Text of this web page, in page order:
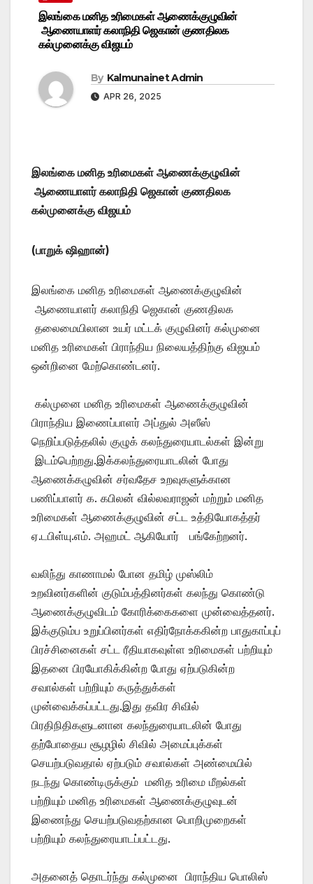
இலங்கை மனித உரிமைகள் ஆணைக்குழுவின்
ஆணையாளர் கலாநிதி ஜெகான் குணதிலக
கல்முனைக்கு விஜயம்
By Kalmunainet Admin
APR 26, 2025
இலங்கை மனித உரிமைகள் ஆணைக்குழுவின்
ஆணையாளர் கலாநிதி ஜெகான் குணதிலக
கல்முனைக்கு விஜயம்
(பாறுக் ஷிஹான்)
இலங்கை மனித உரிமைகள் ஆணைக்குழுவின்
ஆணையாளர் கலாநிதி ஜெகான் குணதிலக
தலைமையிலான உயர் மட்டக் குழுவினர் கல்முனை
மனித உரிமைகள் பிராந்திய நிலையத்திற்கு விஜயம்
ஒன்றினை மேற்கொண்டனர்.
கல்முனை மனித உரிமைகள் ஆணைக்குழுவின்
பிராந்திய இணைப்பாளர் அப்துல் அஸீஸ்
நெறிப்படுத்தலில் குழுக் கலந்துரையாடல்கள் இன்று
இடம்பெற்றது.இக்கலந்துரையாடலின் போது
ஆணைக்கழுவின் சர்வதேச உறவுகளுக்கான
பணிப்பாளர் க. கபிலன் வில்லவராஜன் மற்றும் மனித
உரிமைகள் ஆணைக்குழுவின் சட்ட உத்தியோகத்தர்
ஏ.டபிள்யு.எம். அஹமட் ஆகியோர் பங்கேற்றனர்.
வலிந்து காணாமல் போன தமிழ் முஸ்லிம்
உறவினர்களின் குடும்பத்தினர்கள் கலந்து கொண்டு
ஆணைக்குழுவிடம் கோரிக்கைகளை முன்வைத்தனர்.
இக்குடும்ப உறுப்பினர்கள் எதிர்நோக்ககின்ற பாதுகாப்புப்
பிரச்சினைகள் சட்ட ரீதியாகவுள்ள உரிமைகள் பற்றியும்
இதனை பிரயோகிக்கின்ற போது ஏற்படுகின்ற
சவால்கள் பற்றியும் கருத்துக்கள்
முன்வைக்கப்பட்டது.இது தவிர சிவில்
பிரதிநிதிகளுடனான கலந்துரையாடலின் போது
தற்போதைய சூழழில் சிவில் அமைப்புக்கள்
செயற்படுவதால் ஏற்படும் சவால்கள் அண்மையில்
நடந்து கொண்டிருக்கும் மனித உரிமை மீறல்கள்
பற்றியும் மனித உரிமைகள் ஆணைக்குழுவுடன்
இணைந்து செயற்படுவதற்கான பொறிமுறைகள்
பற்றியும் கலந்துரையாடப்பட்டது.
அதனைத் தொடர்ந்து கல்முனை பிராந்திய பொலிஸ்